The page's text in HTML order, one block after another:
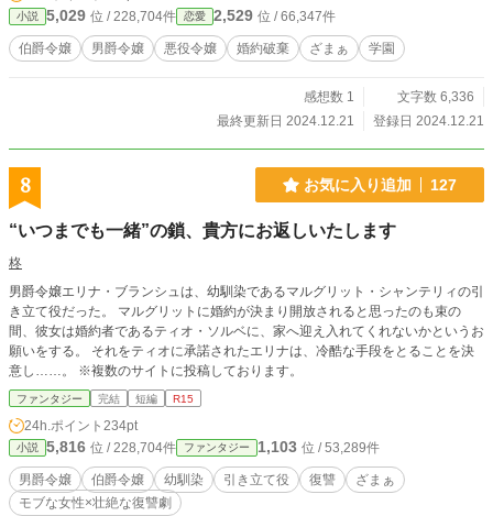
小説 5,029 位 / 228,704件 恋愛 2,529 位 / 66,347件
伯爵令嬢 男爵令嬢 悪役令嬢 婚約破棄 ざまぁ 学園
感想数 1
文字数 6,336
最終更新日 2024.12.21
登録日 2024.12.21
8 お気に入り追加 127
“いつまでも一緒”の鎖、貴方にお返しいたします
柊
男爵令嬢エリナ・ブランシュは、幼馴染であるマルグリット・シャンテリィの引
き立て役だった。 マルグリットに婚約が決まり開放されると思ったのも束の
間、彼女は婚約者であるティオ・ソルベに、家へ迎え入れてくれないかというお
願いをする。 それをティオに承諾されたエリナは、冷酷な手段をとることを決
意し……。 ※複数のサイトに投稿しております。
ファンタジー 完結 短編 R15
24h.ポイント 234pt
小説 5,816 位 / 228,704件 ファンタジー 1,103 位 / 53,289件
男爵令嬢 伯爵令嬢 幼馴染 引き立て役 復讐
ざまぁ
モブな女性×壮絶な復讐劇